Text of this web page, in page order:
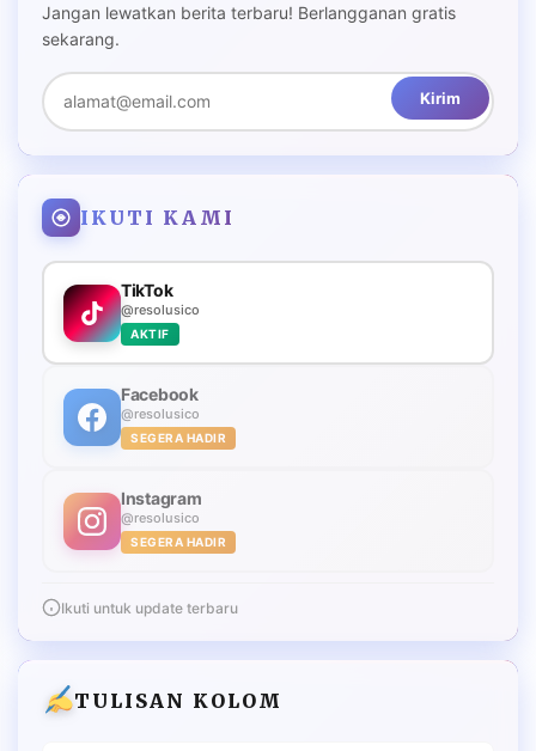
Jangan lewatkan berita terbaru! Berlangganan gratis
sekarang.
Kirim
IKUTI KAMI
TikTok
@resolusico
AKTIF
Facebook
@resolusico
SEGERA HADIR
Instagram
@resolusico
SEGERA HADIR
Ikuti untuk update terbaru
TULISAN KOLOM